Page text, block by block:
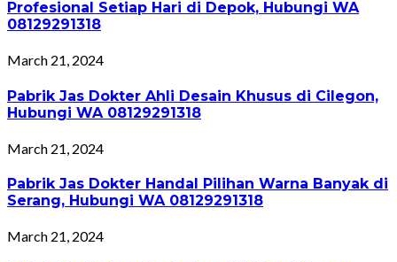
Profesional Setiap Hari di Depok, Hubungi WA
08129291318
March 21, 2024
Pabrik Jas Dokter Ahli Desain Khusus di Cilegon,
Hubungi WA 08129291318
March 21, 2024
Pabrik Jas Dokter Handal Pilihan Warna Banyak di
Serang, Hubungi WA 08129291318
March 21, 2024